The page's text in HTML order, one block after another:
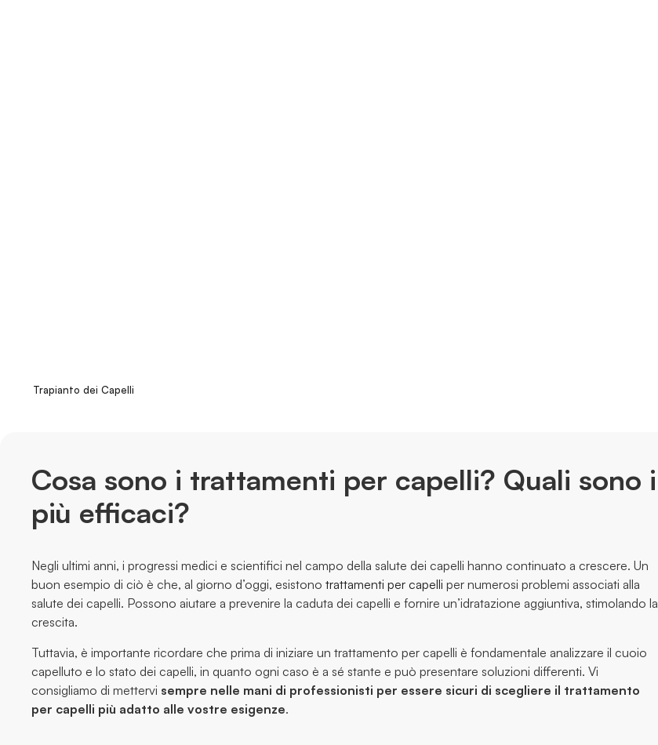
Trapianto dei Capelli
Cosa sono i trattamenti per capelli? Quali sono i
più efficaci?
Negli ultimi anni, i progressi medici e scientifici nel campo della salute dei capelli hanno continuato a crescere. Un
buon esempio di ciò è che, al giorno d’oggi, esistono trattamenti per capelli per numerosi problemi associati alla
salute dei capelli. Possono aiutare a prevenire la caduta dei capelli e fornire un’idratazione aggiuntiva, stimolando la
crescita.
Tuttavia, è importante ricordare che prima di iniziare un trattamento per capelli è fondamentale analizzare il cuoio
capelluto e lo stato dei capelli, in quanto ogni caso è a sé stante e può presentare soluzioni differenti. Vi
consigliamo di mettervi sempre nelle mani di professionisti per essere sicuri di scegliere il trattamento
per capelli più adatto alle vostre esigenze.